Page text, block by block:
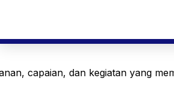
capaian, dan kegiatan yang